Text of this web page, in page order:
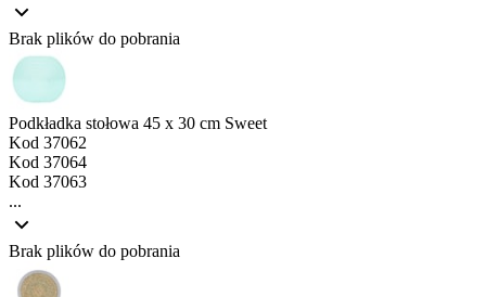
Brak plików do pobrania
Podkładka stołowa 45 x 30 cm Sweet
Kod 37062
Kod 37064
Kod 37063
...
Brak plików do pobrania